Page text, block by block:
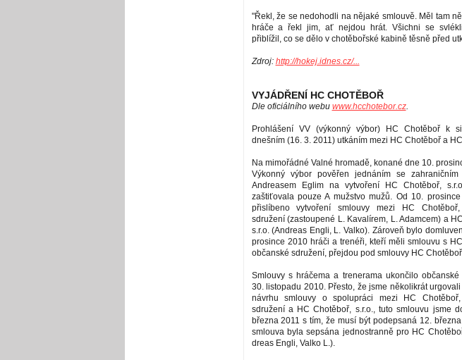
"Řekl, že se nedohodli na nějaké smlouvě. Měl tam
hráče a řekl jim, ať nejdou hrát. Všichni se
přiblížil, co se dělo v chotěbořské kabině těsně před
Zdroj: http://hokej.idnes.cz/...
VYJÁDŘENÍ HC CHOTĚBOŘ
Dle oficiálního webu www.hcchotebor.cz.
Prohlášení VV (výkonný výbor) HC Chotěboř k
dnešním (16. 3. 2011) utkáním mezi HC Chotěboř a
Na mimořádné Valné hromadě, konané dne 10.
Výkonný výbor pověřen jednáním se zahraničním
Andreasem Eglim na vytvoření HC Chotěboř,
zaštiťovala pouze A mužstvo mužů. Od 10.
přislíbeno vytvoření smlouvy mezi HC Chotěboř,
sdružení (zastoupené L. Kavalírem, L. Adamcem) a
s.r.o­. (Andreas Engli, L. Valko). Zároveň bylo
prosince 2010 hráči a trenéři, kteří měli smlouvu s
občanské sdružení, přejdou pod smlouvy HC
Smlouvy s hráčema a trenerama ukončilo
30. listopadu 2010. Přesto, že jsme několikrát
návrhu smlouvy o spolupráci mezi HC Chotěboř,
sdružení a HC Chotěboř, s.r.o., tuto smlouvu jsme
března 2011 s tím, že musí být podepsaná 12. března
smlouva byla sepsána jednostranně pro HC
dreas Engli, Valko L.).